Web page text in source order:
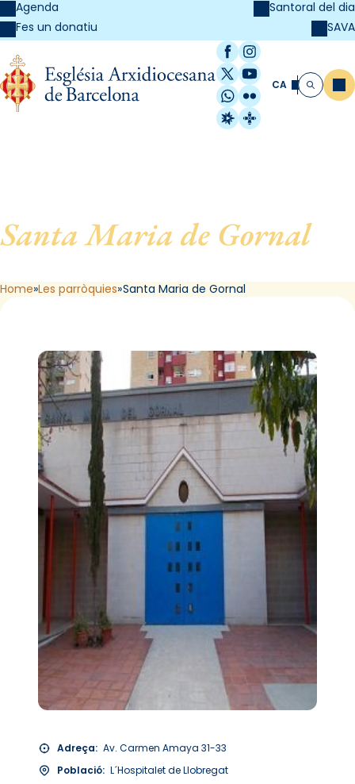
Agenda
Fes un donatiu
Santoral del dia
SAVA
Facebook
Instagram
X / Twitter
YouTube
WhatsApp
Flickr
Radio Estel
Catalunya
CA Cerca
Santa Maria de Gornal, de
Home Les parròquies Santa Maria de Gornal
Adreça: Av. Carmen Amaya 31-33
Població: L´Hospitalet de Llobregat